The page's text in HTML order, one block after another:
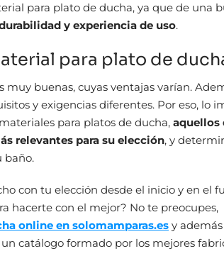
para plato de ducha, ya que de una
y experiencia de uso.
para plato de
muy buenas, cuyas ventajas varían.
y exigencias diferentes. Por eso, lo
para platos de ducha, aquellos
relevantes para su elección, y
baño.
con tu elección desde el inicio y en el
hacerte con el mejor? No te preocupes,
online en solomamparas.es y
catálogo formado por los mejores